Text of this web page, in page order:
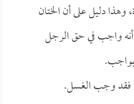
دليل على أن الختان
واجب في حق الرجل
فقد وجب الغسل.